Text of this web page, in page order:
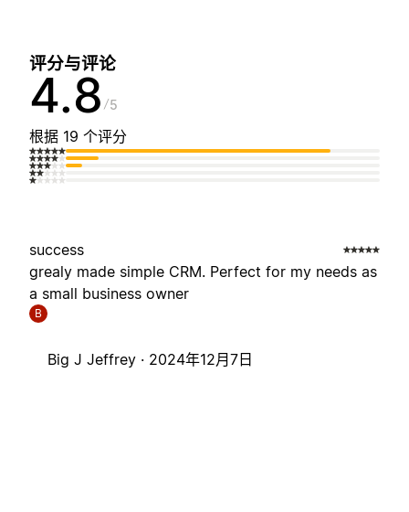
评分与评论
4.8 5
根据 19 个评分
success
grealy made simple CRM. Perfect for my needs as
a small business owner
B
Big J Jeffrey · 2024年12月7日